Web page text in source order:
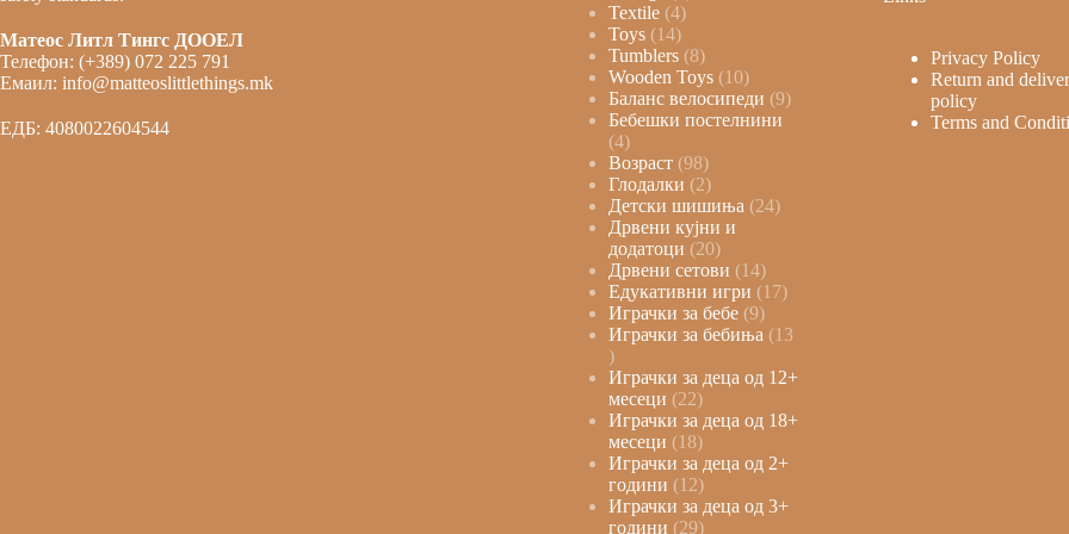
Матеос Литл Тингс ДООЕЛ
Телефон: (+389) 072 225 791
Емаил: info@matteoslittlethings.mk
ЕДБ: 4080022604544
Textile 4
Toys 14
Tumblers 8
Wooden Toys 10
Баланс велосипеди 9
Бебешки постелнини
4
Возраст 98
Глодалки 2
Детски шишиња 24
Дрвени кујни и
додатоци 20
Дрвени сетови 14
Едукативни игри 17
Играчки за бебе 9
Играчки за бебиња 13
Играчки за деца од 12+
месеци 22
Играчки за деца од 18+
месеци 18
Играчки за деца од 2+
години 12
Играчки за деца од 3+
години 29
Privacy Policy
Return and
policy
Terms and